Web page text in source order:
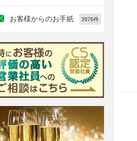
お客様からのお手紙 3976件